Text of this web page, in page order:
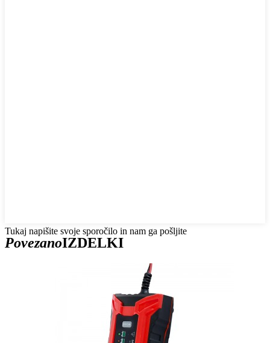
Tukaj napišite svoje sporočilo in nam ga pošljite
PovezanoIZDELKI